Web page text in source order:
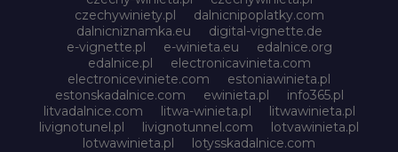
czechywiniety.pl
dalnicnipoplatky.com
dalnicniznamka.eu
digital-vignette.de
e-vignette.pl
e-winieta.eu
edalnice.org
edalnice.pl
electronicavinieta.com
electroniceviniete.com
estoniawinieta.pl
estonskadalnice.com
ewinieta.pl
info365.pl
litvadalnice.com
litwa-winieta.pl
litwawinieta.pl
livignotunel.pl
livignotunnel.com
lotvawinieta.pl
lotwawinieta.pl
lotysskadalnice.com